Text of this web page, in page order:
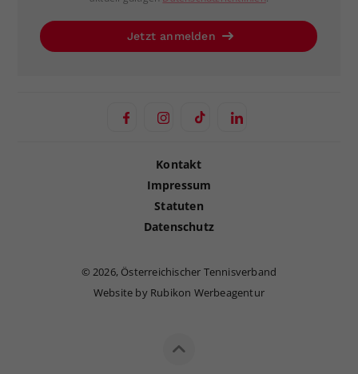
Jetzt anmelden
Kontakt
Impressum
Statuten
Datenschutz
©2026, Österreichischer Tennisverband
Website by Rubikon Werbeagentur